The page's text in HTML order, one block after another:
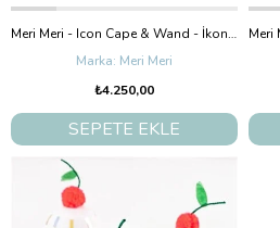
Meri Meri - Icon Cape & Wand - İkonlu Pelerin & Değnek Kostüm
Meri Meri
₺4.250,00
SEPETE EKLE